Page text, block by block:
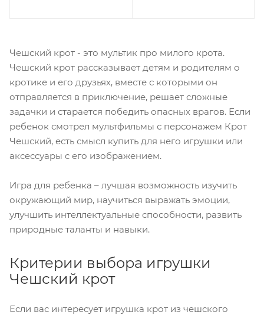
Чешский крот - это мультик про милого крота.
Чешский крот рассказывает детям и родителям о
кротике и его друзьях, вместе с которыми он
отправляется в приключение, решает сложные
задачки и старается победить опасных врагов. Если
ребенок смотрел мультфильмы с персонажем Крот
Чешский, есть смысл купить для него игрушки или
аксессуары с его изображением.
Игра для ребенка – лучшая возможность изучить
окружающий мир, научиться выражать эмоции,
улучшить интеллектуальные способности, развить
природные таланты и навыки.
Критерии выбора игрушки
Чешский крот
Если вас интересует игрушка крот из чешского